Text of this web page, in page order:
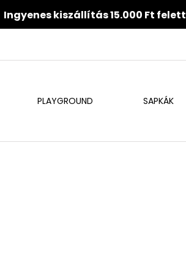
Ingyenes kiszállítás 15.000 Ft felett
PLAYGROUND SAPKÁK